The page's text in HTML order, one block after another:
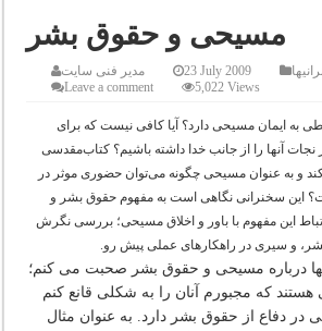
مسیحی و حقوق بشر
مدیر فنی سایت 23 July 2009
Leave a comment
5,022 Views
ایمان مسیحی دارد؟ آیا کافی نیست که برای
نجات آنها را از جانب خدا داشته باشیم؟ کتاب‌مقدسی
و به عنوان مسیحی چگونه می‌توان حضوری موثر در
این سخنرانی نگاهی است به مفهوم حقوق بشر و
این مفهوم با باور و اخلاق مسیحی؛ بررسی نگرش
و سیری در راهکارهای عملی پیش رو.
آنها درباره مسیحی و حقوق بشر صحبت می کنم؛
هستند که مجبورم آنان را به شکلی قانع کنم
دفاع از حقوق بشر دارد. به عنوان مثال